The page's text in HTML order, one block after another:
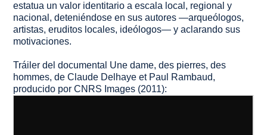
estatua un valor identitario a escala local, regional y
nacional, deteniéndose en sus autores —arqueólogos,
artistas, eruditos locales, ideólogos— y aclarando sus
motivaciones.
Tráiler del documental Une dame, des pierres, des
hommes, de Claude Delhaye et Paul Rambaud,
producido por CNRS Images (2011):